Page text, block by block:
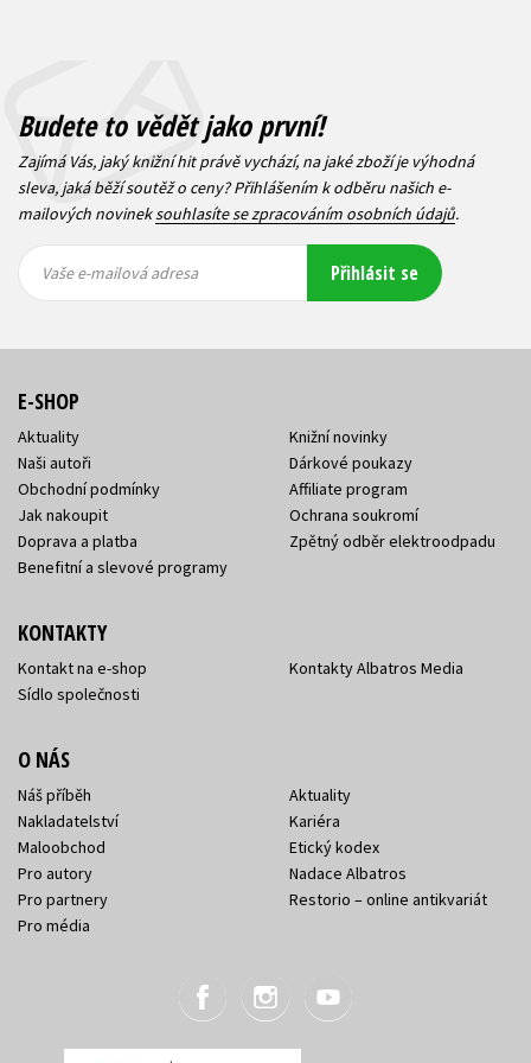
Budete to vědět jako první!
Zajímá Vás, jaký knižní hit právě vychází, na jaké zboží je výhodná
sleva, jaká běží soutěž o ceny? Přihlášením k odběru našich e-
mailových novineksouhlasíte se zpracováním osobních údajů.
mailová
mailová
Vaše e-mailová adresa Přihlásit se
E-SHOP
Aktuality
Naši autoři
Obchodní podmínky
Jak nakoupit
Doprava a platba
Benefitní a slevové programy
Knižní novinky
Dárkové poukazy
Affiliate program
Ochrana soukromí
Zpětný odběr elektroodpadu
KONTAKTY
Kontakt na e-shop
Sídlo společnosti
Kontakty Albatros Media
O NÁS
Náš příběh
Nakladatelství
Maloobchod
Pro autory
Pro partnery
Pro média
Aktuality
Kariéra
Etický kodex
Nadace Albatros
Restorio – online antikvariát